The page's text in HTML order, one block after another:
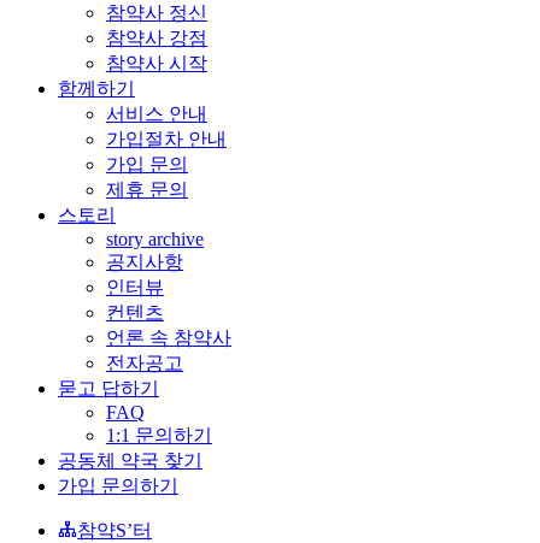
참약사 정신
참약사 강점
참약사 시작
함께하기
서비스 안내
가입절차 안내
가입 문의
제휴 문의
스토리
story archive
공지사항
인터뷰
컨텐츠
언론 속 참약사
전자공고
묻고 답하기
FAQ
1:1 문의하기
공동체 약국 찾기
가입 문의하기
참약S’터